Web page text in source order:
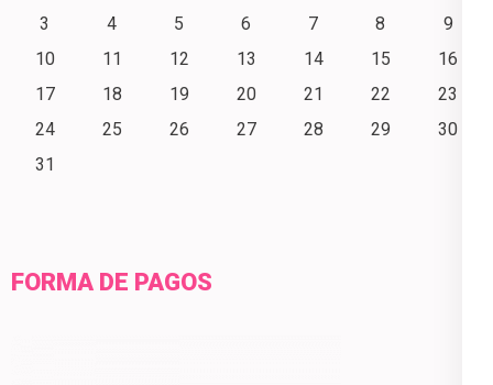
3
4 5 6 7 8
9
10
11 12 13 14 15
16
17
18 19 20 21 22
23
24
25 26 27 28 29
30
31
FORMA DE PAGOS